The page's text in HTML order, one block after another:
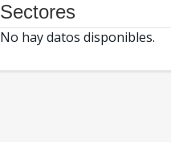
Sectores
No hay datos disponibles.